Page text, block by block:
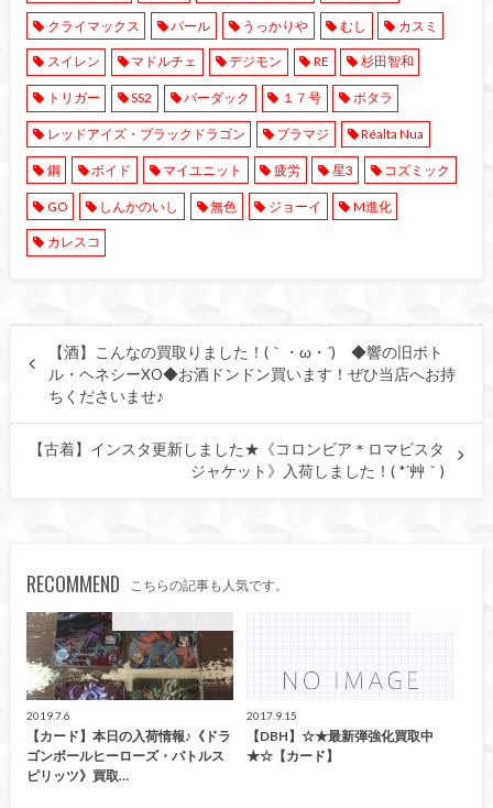
クライマックス パール うっかりや むし カスミ
スイレン マドルチェ デジモン RE 杉田智和
トリガー SS2 バーダック １７号 ポタラ
レッドアイズ・ブラックドラゴン ブラマジ Réalta Nua
鋼 ボイド マイユニット 疲労 星3 コズミック
GO しんかのいし 無色 ジョーイ M進化
カレスコ
【酒】こんなの買取りました！(｀・ω・´)ゞ◆響の旧ボト
ル・ヘネシーXO◆お酒ドンドン買います！ぜひ当店へお持
ちくださいませ♪
【古着】インスタ更新しました★《コロンビア＊ロマビスタ
ジャケット》入荷しました！( *´艸｀)
RECOMMEND こちらの記事も人気です。
2019.7.6
【カード】本日の入荷情報♪《ドラ
ゴンボールヒーローズ・バトルス
ピリッツ》買取…
2017.9.15
【DBH】☆★最新弾強化買取中
★☆【カード】